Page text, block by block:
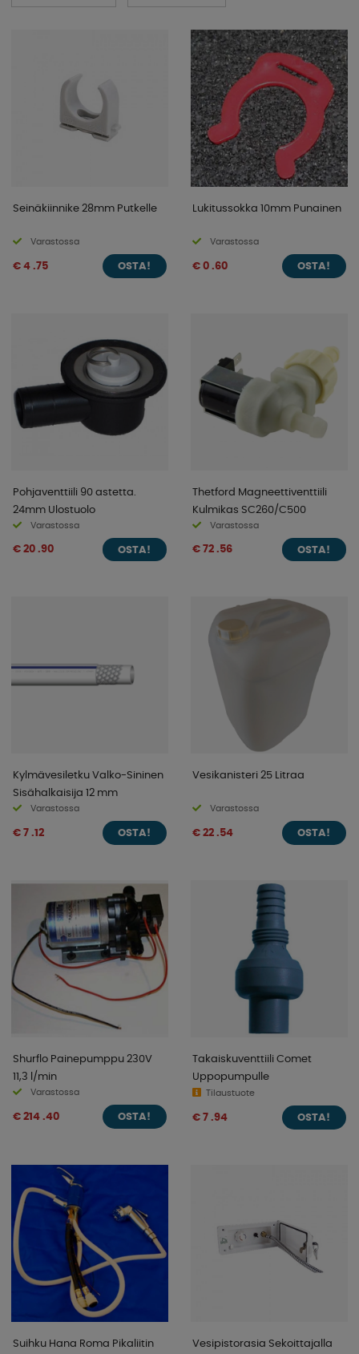
ajoneuvoosi. Katso alla olevista kategorioistamme!
Seinäkiinnike 28mm Putkelle
Varastossa
€ 4 .75 OSTA!
Lukitussokka 10mm Punainen
Varastossa
€ 0 .60 OSTA!
Pohjaventtiili 90 astetta.
24mm Ulostuolo
Varastossa
€ 20 .90 OSTA!
Thetford Magneettiventtiili
Kulmikas SC260/C500
Varastossa
€ 72 .56 OSTA!
Kylmävesiletku Valko-Sininen
Sisähalkaisija 12 mm
Varastossa
€ 7 .12 OSTA!
Vesikanisteri 25 Litraa
Varastossa
€ 22 .54 OSTA!
Shurflo Painepumppu 230V
11,3 l/min
Varastossa
€ 214 .40 OSTA!
Takaiskuventtiili Comet
Uppopumpulle
Tilaustuote
€ 7 .94 OSTA!
Suihku Hana Roma Pikaliitin
Vesipistorasia Sekoittajalla